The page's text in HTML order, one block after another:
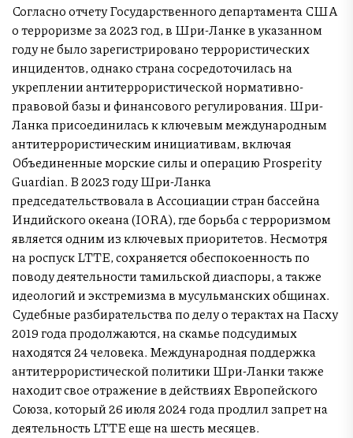
Согласно отчету Государственного департамента США
о терроризме за 2023 год, в Шри-Ланке в указанном
году не было зарегистрировано террористических
инцидентов, однако страна сосредоточилась на
укреплении антитеррористической нормативно-
правовой базы и финансового регулирования. Шри-
Ланка присоединилась к ключевым международным
антитеррористическим инициативам, включая
Объединенные морские силы и операцию Prosperity
Guardian. В 2023 году Шри-Ланка
председательствовала в Ассоциации стран бассейна
Индийского океана (IORA), где борьба с терроризмом
является одним из ключевых приоритетов. Несмотря
на роспуск LTTE, сохраняется обеспокоенность по
поводу деятельности тамильской диаспоры, а также
идеологий и экстремизма в мусульманских общинах.
Судебные разбирательства по делу о терактах на Пасху
2019 года продолжаются, на скамье подсудимых
находятся 24 человека. Международная поддержка
антитеррористической политики Шри-Ланки также
находит свое отражение в действиях Европейского
Союза, который 26 июля 2024 года продлил запрет на
деятельность LTTE еще на шесть месяцев.